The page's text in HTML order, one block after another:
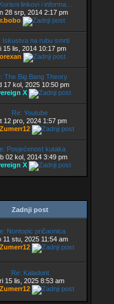
linkovi i informa…
28 srp, 2014 2:17 pm
Iskustva na rubu smrti
15 lis, 2014 10:17 pm
The Big Bang Theory
17 kol, 2025 10:50 pm
X
Re: Youtube
12 pro, 2024 1:57 pm
Posjećenost kutaka
02 kol, 2014 3:49 pm
X
Zadnji post
Nontopic pričaonica
11 stu, 2025 11:54 am
Re: Kaladont
15 lis, 2025 8:53 am